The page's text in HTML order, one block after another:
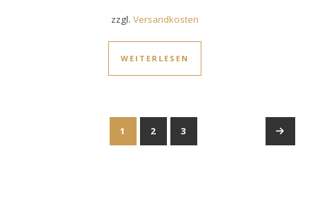
zzgl. Versandkosten
WEITERLESEN
1 2 3